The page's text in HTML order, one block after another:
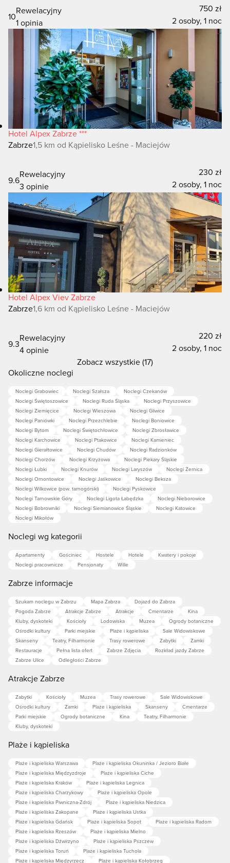
10
Rewelacyjny
1 opinia
750 zł
2 osoby, 1 noc
Hotel Alpex Zabrze ***
Zabrze1,5 km od Kąpielisko Leśne - Maciejów
9.6
Rewelacyjny
3 opinie
230 zł
2 osoby, 1 noc
Hotel Alpex Viev Zabrze
Zabrze1,6 km od Kąpielisko Leśne - Maciejów
9.3
Rewelacyjny
4 opinie
220 zł
2 osoby, 1 noc
Zobacz wszystkie (17)
Okoliczne noclegi
Noclegi Grabowiec Noclegi Szałsza
Noclegi Czekanów
Noclegi Świętoszowice
Noclegi Ruda Śląska
Noclegi Przyszowice
Noclegi Ziemięcice
Noclegi Wieszowa
Noclegi Gliwice
Noclegi Paniówki
Noclegi Przezchlebie
Noclegi Boniowice
Noclegi Bytom
Noclegi Świętochłowice
Noclegi Zbrosławice
Noclegi Karchowice
Noclegi Ptakowice
Noclegi Kamieniec
Noclegi Gierałtowice
Noclegi Chudów
Noclegi Radzionków
Noclegi Chorzów
Noclegi Krzyżowa
Noclegi Piekary Śląskie
Noclegi Łubki
Noclegi Knurów Noclegi Laryszów
Noclegi Żernica
Noclegi Ornontowice
Noclegi Jaśkowice
Noclegi Beksza
Noclegi Wilkowice (pow. tarnogórski)
Noclegi Pyskowice
Noclegi Tarnowskie Góry
Noclegi Ligota Łabędzka
Noclegi Nieborowice
Noclegi Bobrowniki
Noclegi Siemianowice Śląskie
Noclegi Katowice
Noclegi Mikołów
Noclegi wg kategorii
Apartamenty Gościniec Hostele Hotele
Kwatery i pokoje
Noclegi pracownicze
Pensjonaty Wille
Zabrze informacje
Szukam noclegu w Zabrzu Mapa Zabrza
Dojazd do Zabrza
Pogoda Zabrze
Atrakcje Zabrze Atrakcje Cmentarze
Kina
Kluby, dyskoteki
Kościoły Lodowiska Muzea
Ogrody botaniczne
Ośrodki kultury
Parki miejskie Plaże i kąpieliska
Sale Widowiskowe
Skanseny
Teatry, Filharmonie Trasy rowerowe Zabytki
Zamki
Restauracje
Pełna lista ofert Zabrze Zdjęcia
Rozkład jazdy Zabrze
Zabrze Ulice
Odległości Zabrze
Atrakcje Zabrze
Zabytki Kościoły Muzea Trasy rowerowe
Sale Widowiskowe
Ośrodki kultury
Zamki Plaże i kąpieliska Skanseny
Cmentarze
Parki miejskie
Ogrody botaniczne Kina
Teatry, Filharmonie
Kluby, dyskoteki
Plaże i kąpieliska
Plaże i kąpieliska Warszawa
Plaże i kąpieliska Okuninka / Jezioro Białe
Plaże i kąpieliska Międzyzdroje
Plaże i kąpieliska Ciche
Plaże i kąpieliska Kraków
Plaże i kąpieliska Legnica
Plaże i kąpieliska Charzykowy
Plaże i kąpieliska Opole
Plaże i kąpieliska Piwniczna-Zdrój
Plaże i kąpieliska Niedzica
Plaże i kąpieliska Zakopane
Plaże i kąpieliska Ustka
Plaże i kąpieliska Gdańsk
Plaże i kąpieliska Sopot
Plaże i kąpieliska Radom
Plaże i kąpieliska Rzeszów
Plaże i kąpieliska Mielno
Plaże i kąpieliska Dźwirzyno
Plaże i kąpieliska Pszczew
Plaże i kąpieliska Toruń
Plaże i kąpieliska Tuchola
Plaże i kąpieliska Międzyrzecz
Plaże i kąpieliska Kołobrzeg